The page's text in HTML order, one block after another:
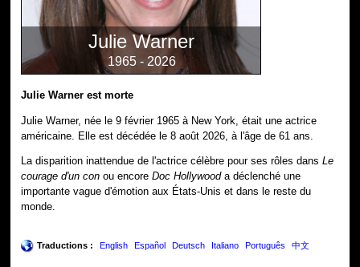
Julie Warner
1965 - 2026
Julie Warner est morte
Julie Warner, née le 9 février 1965 à New York, était une actrice
américaine. Elle est décédée le 8 août 2026, à l'âge de 61 ans.
La disparition inattendue de l'actrice célèbre pour ses rôles dansLe
courage d'un con ou encoreDoc Hollywooda déclenché une
importante vague d'émotion aux États-Unis et dans le reste du
monde.
Traductions : English Español Deutsch Italiano Português 中文